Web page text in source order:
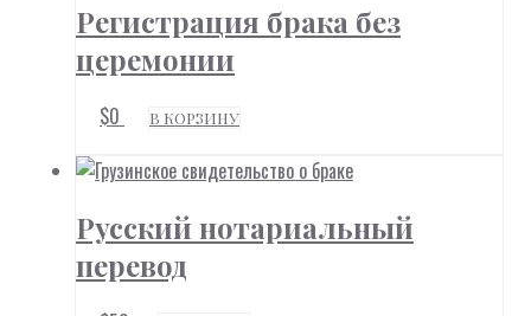
Регистрация брака без
церемонии
$0 В КОРЗИНУ
Русский нотариальный
перевод